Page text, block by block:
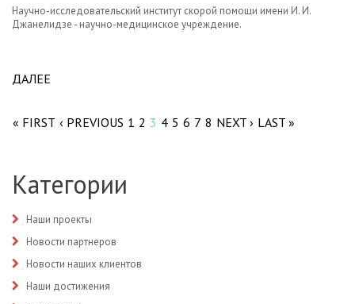
Научно-исследовательский институт скорой помощи имени И. И.
Джанелидзе - научно-медицинское учреждение.
ДАЛЕЕ
« FIRST ‹ PREVIOUS 1 2 3 4 5 6 7 8 NEXT › LAST »
Категории
Наши проекты
Новости партнеров
Новости наших клиентов
Наши достижения